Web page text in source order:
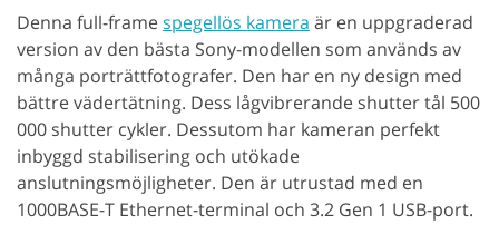
Denna full-framespegellös kamera är en uppgraderad
version av den bästa Sony-modellen som används av
många porträttfotografer. Den har en ny design med
bättre vädertätning. Dess lågvibrerande shutter tål 500
000 shutter cykler. Dessutom har kameran perfekt
inbyggd stabilisering och utökade
anslutningsmöjligheter. Den är utrustad med en
1000BASE-T Ethernet-terminal och 3.2 Gen 1 USB-port.